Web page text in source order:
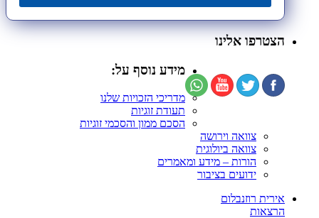
הצטרפו אלינו
מידע נוסף על:
מדריכי הזכויות שלנו
תעודת זוגיות
הסכם ממון והסכמי זוגיות
צוואה וירושה
צוואה ביולוגית
הורות – מידע ומאמרים
ידועים בציבור
אירית רוזנבלום
הרצאות